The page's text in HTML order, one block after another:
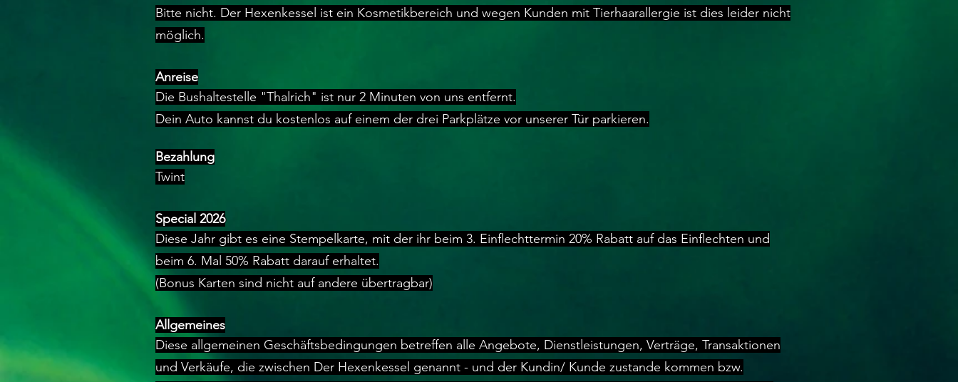
Bitte nicht. Der Hexenkessel ist ein Kosmetikbereich und wegen Kunden mit Tierhaarallergie ist dies leider nicht
möglich.
Anreise
Die Bushaltestelle "Thalrich" ist nur 2 Minuten von uns entfernt.
Dein Auto kannst du kostenlos auf einem der drei Parkplätze vor unserer Tür parkieren.
Bezahlung
Twint
Special 2026
Diese Jahr gibt es eine Stempelkarte, mit der ihr beim 3. Einflechttermin 20% Rabatt auf das Einflechten und
beim 6. Mal 50% Rabatt darauf erhaltet.
(Bonus Karten sind nicht auf andere übertragbar)
Allgemeines
Diese allgemeinen Geschäftsbedingungen betreffen alle Angebote, Dienstleistungen, Verträge, Transaktionen
und Verkäufe, die zwischen Der Hexenkessel genannt - und der Kundin/ Kunde zustande kommen bzw.